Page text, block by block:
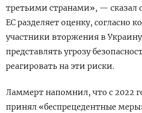
третьими странами», — сказал
ЕС разделяет оценку, согласно
участники вторжения в
представлять угрозу
реагировать на эти риски.
Ламмерт напомнил, что с 2022
принял «беспрецедентные